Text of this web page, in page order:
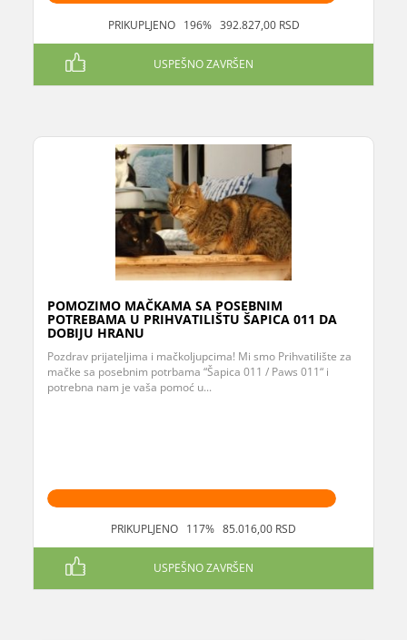
PRIKUPLJENO 196% 392.827,00 RSD
USPEŠNO ZAVRŠEN
POMOZIMO MAČKAMA SA POSEBNIM
POTREBAMA U PRIHVATILIŠTU ŠAPICA 011 DA
DOBIJU HRANU
Pozdrav prijateljima i mačkoljupcima! Mi smo Prihvatilište za
mačke sa posebnim potrbama “Šapica 011 / Paws 011“ i
potrebna nam je vaša pomoć u...
PRIKUPLJENO 117% 85.016,00 RSD
USPEŠNO ZAVRŠEN